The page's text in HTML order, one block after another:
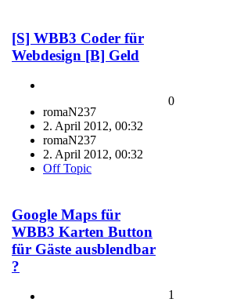
[S] WBB3 Coder für
Webdesign [B] Geld
romaN237
2. April 2012, 00:32
romaN237
2. April 2012, 00:32
Off Topic
0
Google Maps für
WBB3 Karten Button
für Gäste ausblendbar
?
1